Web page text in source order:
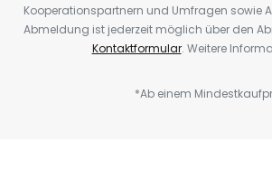
Kooperationspartnern und Umfragen sowie
Abmeldung ist jederzeit möglich über den
Kontaktformular. Weitere
*Ab einem